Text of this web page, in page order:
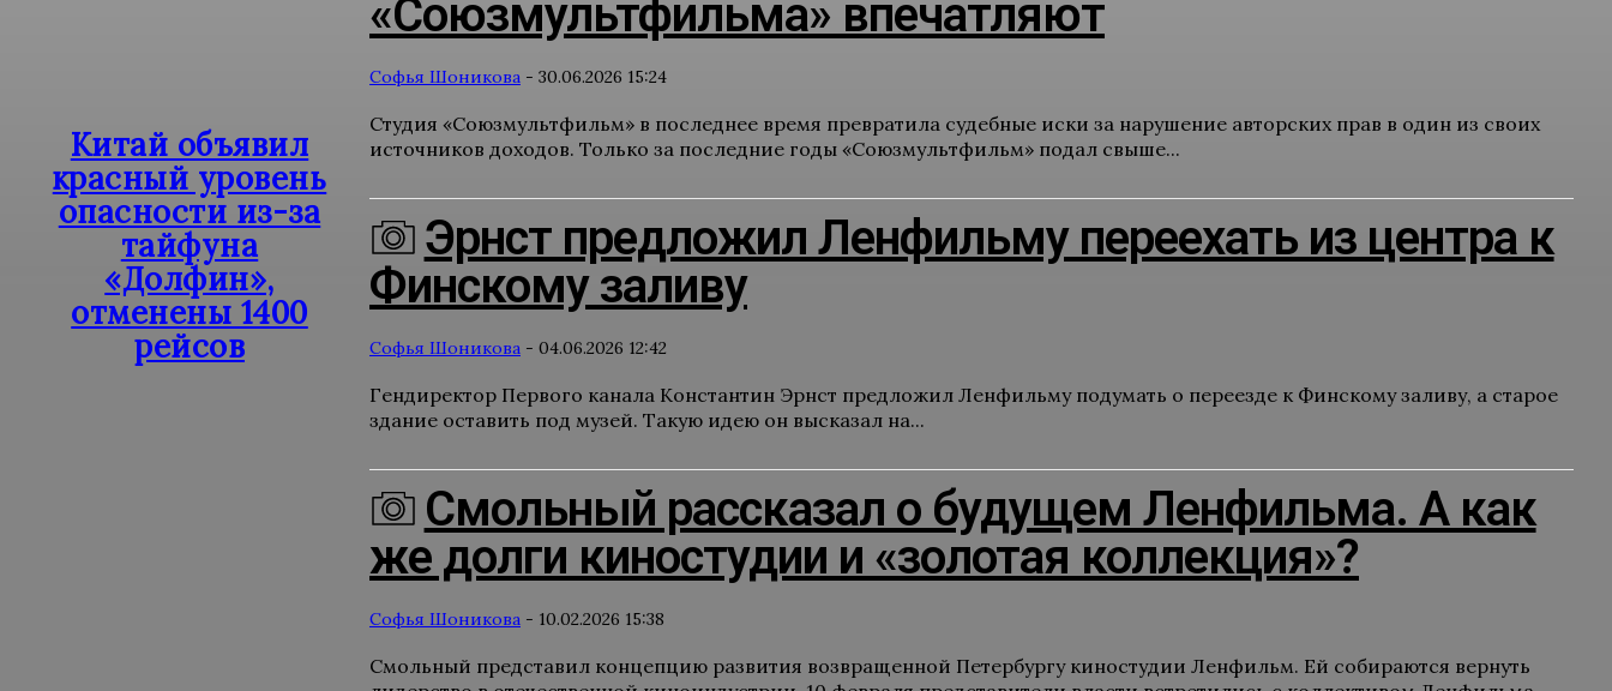
Китай объявил
красный уровень
опасности из-за
тайфуна
«Долфин»,
отменены 1400
рейсов
«Союзмультфильма» впечатляют
Софья Шоникова - 30.06.2026 15:24
Студия «Союзмультфильм» в последнее время превратила судебные иски за нарушение авторских прав в один из своих
источников доходов. Только за последние годы «Союзмультфильм» подал свыше...
Эрнст предложил Ленфильму переехать из центра к
Финскому заливу
Софья Шоникова - 04.06.2026 12:42
Гендиректор Первого канала Константин Эрнст предложил Ленфильму подумать о переезде к Финскому заливу, а старое
здание оставить под музей. Такую идею он высказал на...
Смольный рассказал о будущем Ленфильма. А как
же долги киностудии и «золотая коллекция»?
Софья Шоникова - 10.02.2026 15:38
Смольный представил концепцию развития возвращенной Петербургу киностудии Ленфильм. Ей собираются вернуть